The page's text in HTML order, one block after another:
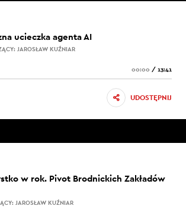
ucieczka agenta AI
JAROSŁAW KUŹNIAR
00:00 / 13:41
UDOSTĘPNIJ
w rok. Pivot Brodnickich Zakładów
JAROSŁAW KUŹNIAR